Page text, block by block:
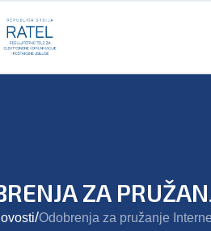
ZA
/Odobrenja za pružanje